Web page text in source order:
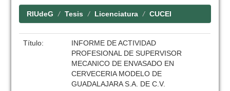
RIUdeG Tesis Licenciatura CUCEI
Título:
INFORME DE ACTIVIDAD
PROFESIONAL DE SUPERVISOR
MECANICO DE ENVASADO EN
CERVECERIA MODELO DE
GUADALAJARA S.A. DE C.V.